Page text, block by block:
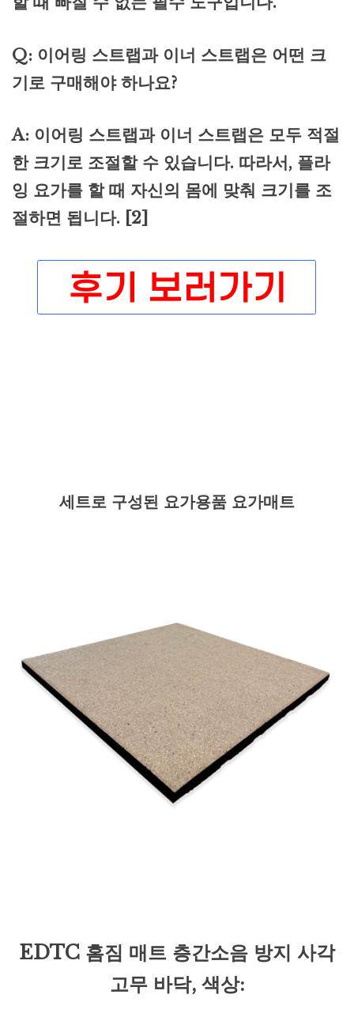
Q: 이어링 스트랩과 이너 스트랩은 어떤 크
기로 구매해야 하나요?
A: 이어링 스트랩과 이너 스트랩은 모두 적절
한 크기로 조절할 수 있습니다. 따라서, 플라
잉 요가를 할 때 자신의 몸에 맞춰 크기를 조
절하면 됩니다. [2]
세트로 구성된 요가용품 요가매트
EDTC 홈짐 매트 층간소음 방지 사각
고무 바닥, 색상: